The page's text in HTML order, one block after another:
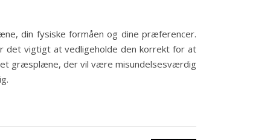
din fysiske formåen og dine præferencer.
vigtigt at vedligeholde den korrekt for at
græsplæne, der vil være misundelsesværdig